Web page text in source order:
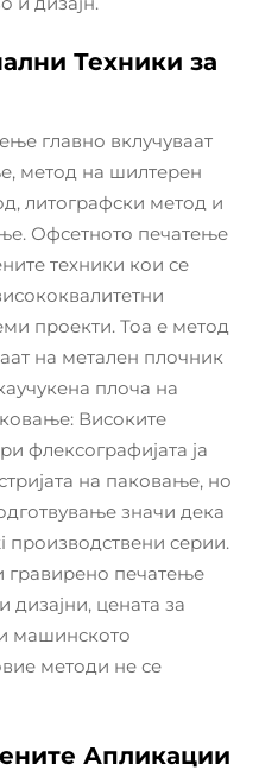
Техники за
главно вклучуваат
метод на шилтерен
литографски метод и
Офсетното печатење
техники кои се
проекти. Тоа е метод
на метален плочник
плоча на
Високите
флексографијата ја
на паковање, но
значи дека
производствени серии.
гравирено печатење
цената за
машинското
методи не се
Апликации